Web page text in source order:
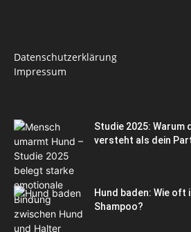
Datenschutzerklärung
Impressum
Studie 2025: Warum
versteht als dein
Hund baden: Wie oft
Shampoo?